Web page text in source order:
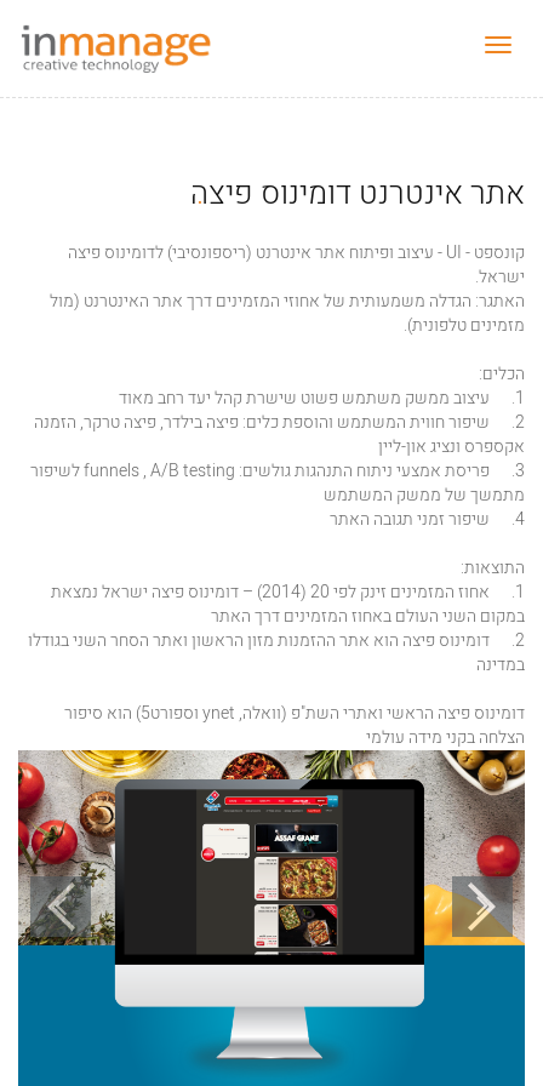
תפריט
אתר אינטרנט דומינוס פיצה
.
קונספט - UI - עיצוב ופיתוח אתר אינטרנט (ריספונסיבי) לדומינוס פיצה
ישראל.
האתגר: הגדלה משמעותית של אחוזי המזמינים דרך אתר האינטרנט (מול
מזמינים טלפונית).
הכלים:
1. עיצוב ממשק משתמש פשוט שישרת קהל יעד רחב מאוד
2. שיפור חווית המשתמש והוספת כלים: פיצה בילדר, פיצה טרקר, הזמנה
אקספרס ונציג און-ליין
3. פריסת אמצעי ניתוח התנהגות גולשים: funnels , A/B testing לשיפור
מתמשך של ממשק המשתמש
4. שיפור זמני תגובה האתר
התוצאות:
1. אחוז המזמינים זינק לפי 20 (2014) – דומינוס פיצה ישראל נמצאת
במקום השני העולם באחוז המזמינים דרך האתר
2. דומינוס פיצה הוא אתר ההזמנות מזון הראשון ואתר הסחר השני בגודלו
במדינה
דומינוס פיצה הראשי ואתרי השת"פ (וואלה, ynet וספורט5) הוא סיפור
הצלחה בקני מידה עולמי